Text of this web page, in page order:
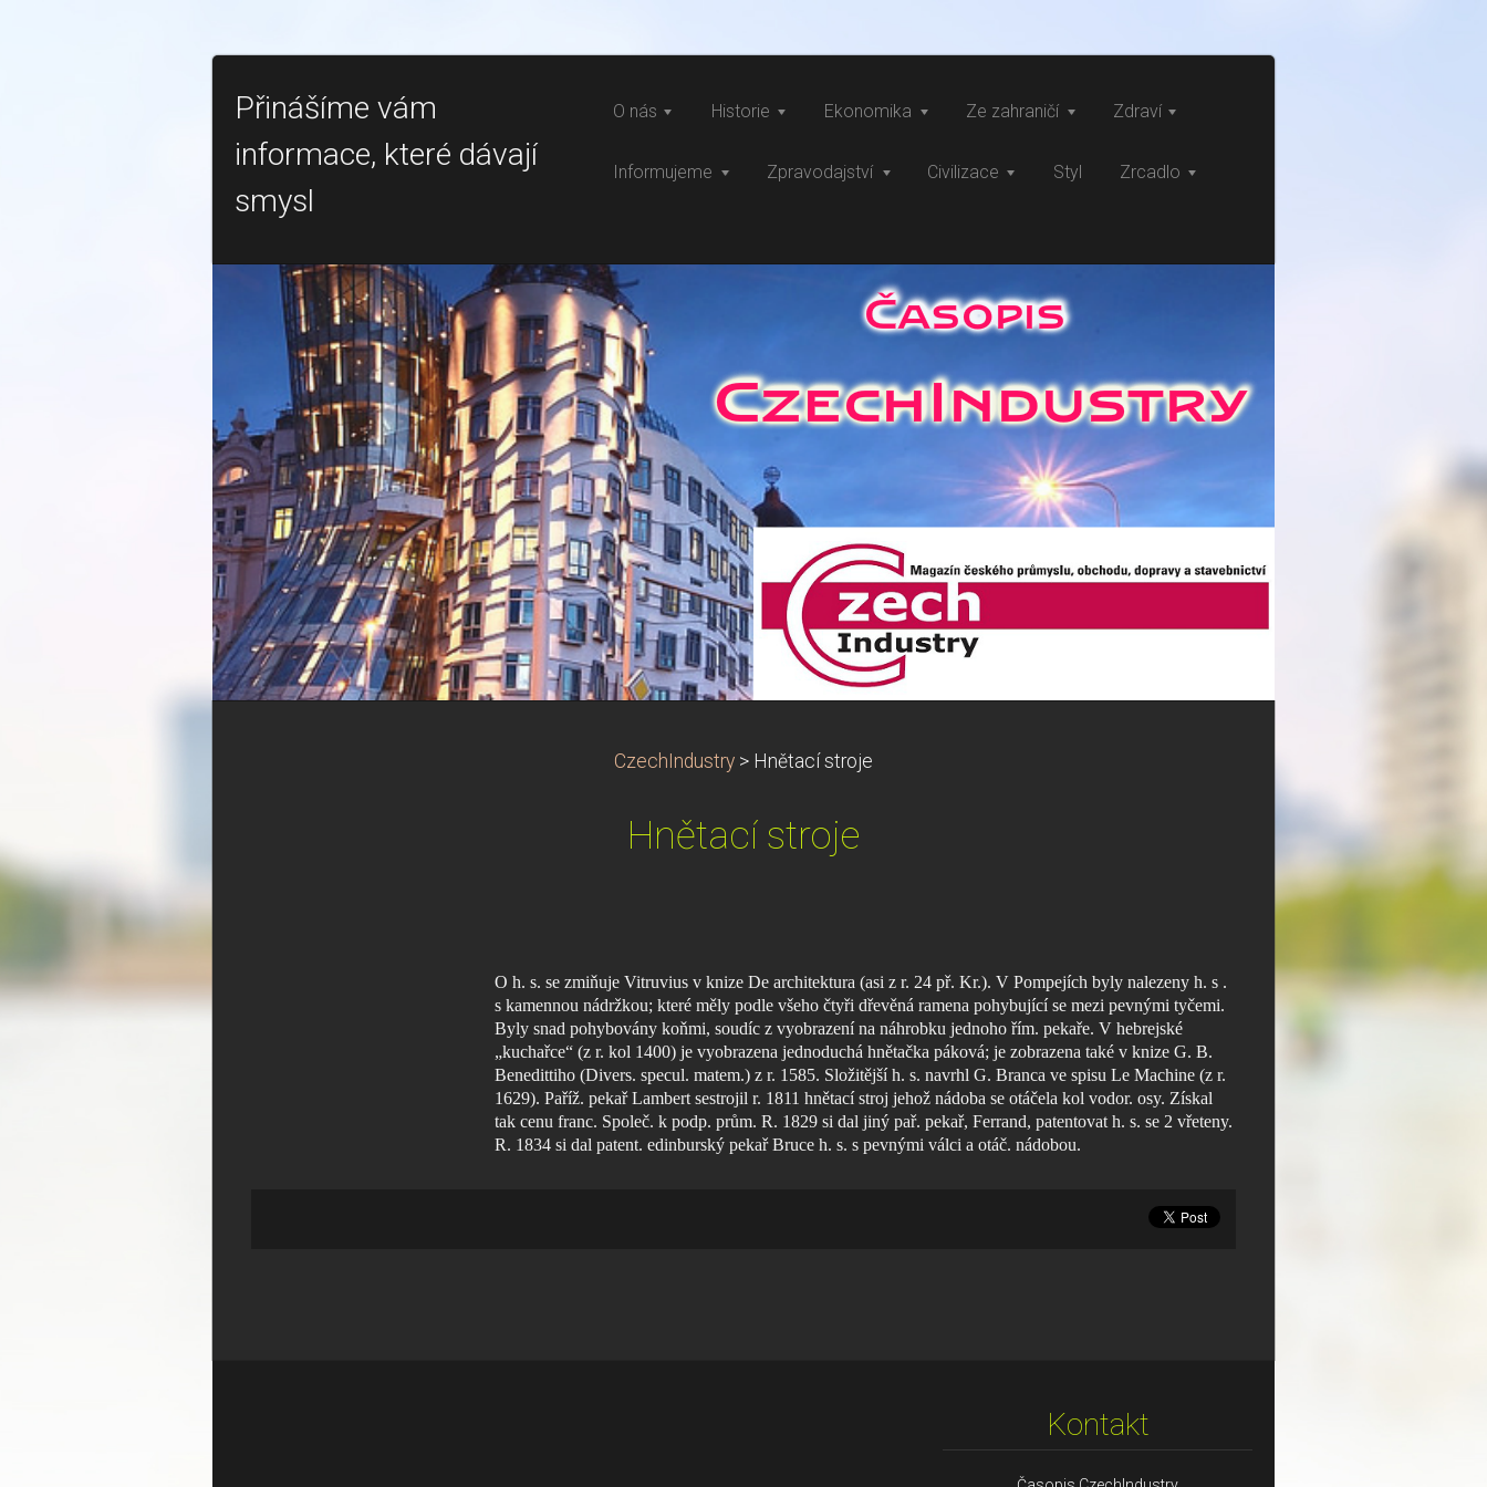
Přinášíme vám
informace, které dávají
smysl
O nás Historie Ekonomika Ze zahraničí Zdraví
Informujeme Zpravodajství Civilizace Styl Zrcadlo
CzechIndustry > Hnětací stroje
Hnětací stroje
O h. s. se zmiňuje Vitruvius v knize De architektura (asi z r. 24 př. Kr.). V Pompejích byly nalezeny h. s .
s kamennou nádržkou; které měly podle všeho čtyři dřevěná ramena pohybující se mezi pevnými tyčemi.
Byly snad pohybovány koňmi, soudíc z vyobrazení na náhrobku jednoho řím. pekaře. V hebrejské
„kuchařce“ (z r. kol 1400) je vyobrazena jednoduchá hnětačka páková; je zobrazena také v knize G. B.
Benedittiho (Divers. specul. matem.) z r. 1585. Složitější h. s. navrhl G. Branca ve spisu Le Machine (z r.
1629). Paříž. pekař Lambert sestrojil r. 1811 hnětací stroj jehož nádoba se otáčela kol vodor. osy. Získal
tak cenu franc. Společ. k podp. prům. R. 1829 si dal jiný pař. pekař, Ferrand, patentovat h. s. se 2 vřeteny.
R. 1834 si dal patent. edinburský pekař Bruce h. s. s pevnými válci a otáč. nádobou.
Kontakt